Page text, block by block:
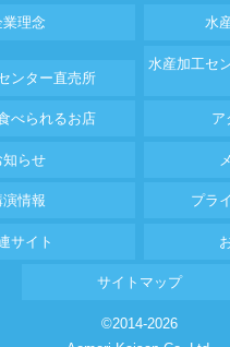
業理念 水
ンター直売所
水産加工セ
べられるお店 ア
知らせ
演情報 プラ
サイト
サイトマップ
©2014-2026